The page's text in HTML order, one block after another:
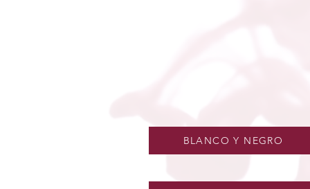
BLANCO Y NEGRO